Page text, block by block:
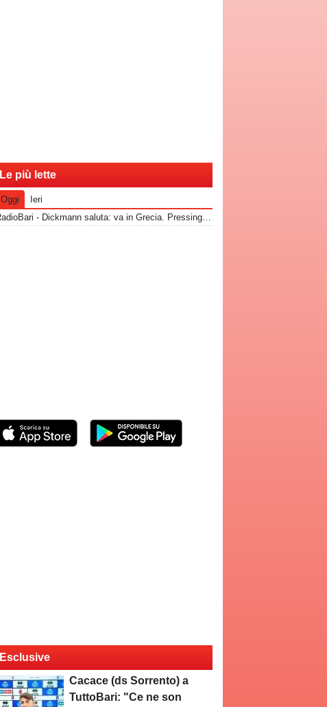
Le più lette
Oggi
Ieri
RadioBari - Dickmann saluta: va in Grecia. Pressing Catanzaro per Dorval, Vicari piace ad una pugliese
Esclusive
Cacace (ds Sorrento) a
TuttoBari: "Ce ne son